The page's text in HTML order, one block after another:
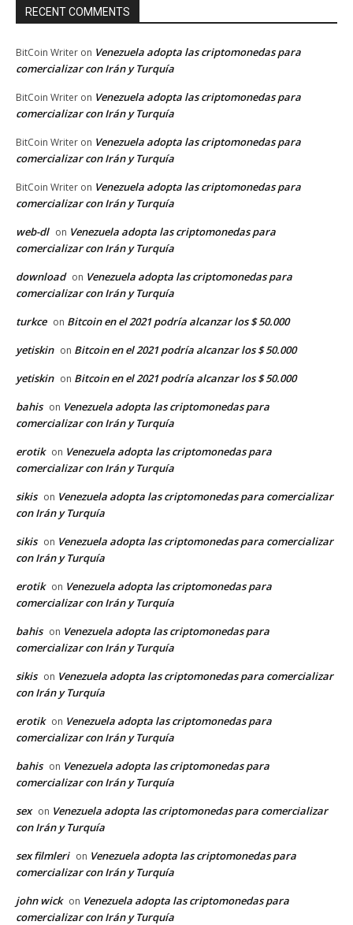
RECENT COMMENTS
BitCoin Writer on Venezuela adopta las criptomonedas para
comercializar con Irán y Turquía
BitCoin Writer on Venezuela adopta las criptomonedas para
comercializar con Irán y Turquía
BitCoin Writer on Venezuela adopta las criptomonedas para
comercializar con Irán y Turquía
BitCoin Writer on Venezuela adopta las criptomonedas para
comercializar con Irán y Turquía
web-dl on Venezuela adopta las criptomonedas para
comercializar con Irán y Turquía
download on Venezuela adopta las criptomonedas para
comercializar con Irán y Turquía
turkce on Bitcoin en el 2021 podría alcanzar los $ 50.000
yetiskin on Bitcoin en el 2021 podría alcanzar los $ 50.000
yetiskin on Bitcoin en el 2021 podría alcanzar los $ 50.000
bahis on Venezuela adopta las criptomonedas para
comercializar con Irán y Turquía
erotik on Venezuela adopta las criptomonedas para
comercializar con Irán y Turquía
sikis on Venezuela adopta las criptomonedas para comercializar
con Irán y Turquía
sikis on Venezuela adopta las criptomonedas para comercializar
con Irán y Turquía
erotik on Venezuela adopta las criptomonedas para
comercializar con Irán y Turquía
bahis on Venezuela adopta las criptomonedas para
comercializar con Irán y Turquía
sikis on Venezuela adopta las criptomonedas para comercializar
con Irán y Turquía
erotik on Venezuela adopta las criptomonedas para
comercializar con Irán y Turquía
bahis on Venezuela adopta las criptomonedas para
comercializar con Irán y Turquía
sex on Venezuela adopta las criptomonedas para comercializar
con Irán y Turquía
sex filmleri on Venezuela adopta las criptomonedas para
comercializar con Irán y Turquía
john wick on Venezuela adopta las criptomonedas para
comercializar con Irán y Turquía